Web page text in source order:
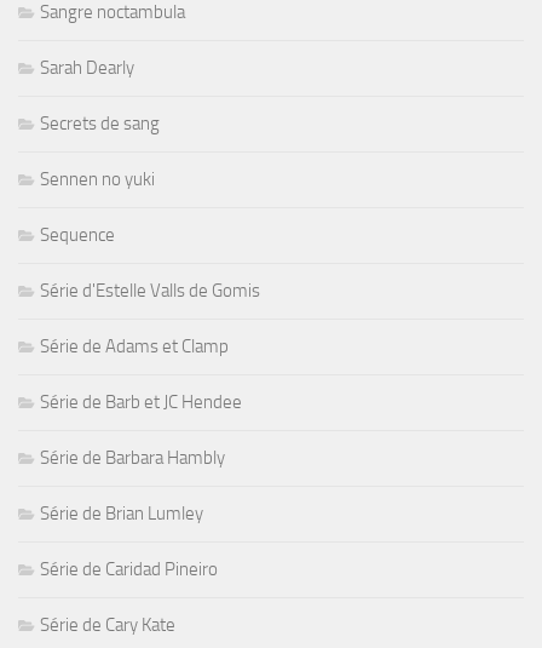
Sangre noctambula
Sarah Dearly
Secrets de sang
Sennen no yuki
Sequence
Série d'Estelle Valls de Gomis
Série de Adams et Clamp
Série de Barb et JC Hendee
Série de Barbara Hambly
Série de Brian Lumley
Série de Caridad Pineiro
Série de Cary Kate